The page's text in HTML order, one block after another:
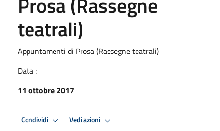
teatrali)
Appuntamenti di Prosa (Rassegne teatrali)
Data :
11 ottobre 2017
Condividi Vedi azioni